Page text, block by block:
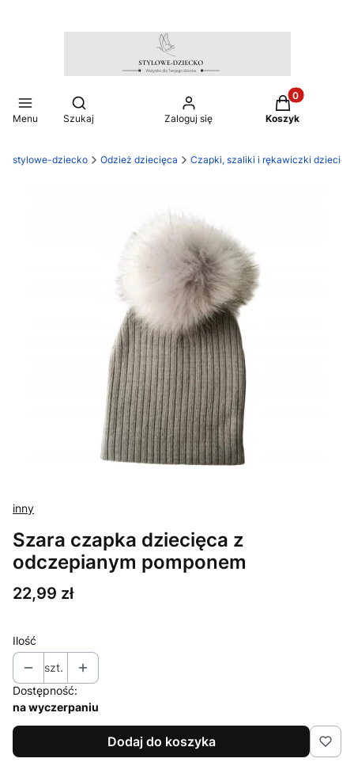
Menu
Otwórz wyszukiwarkę
Szukaj Zaloguj się
Produkty w
Koszyk
stylowe-dziecko Odzież dziecięca Czapki, szaliki i rękawiczki
inny
Szara czapka dziecięca z
odczepianym pomponem
Cena
22,99 zł
Ilość
szt.
Dostępność:
na wyczerpaniu
Dodaj do koszyka